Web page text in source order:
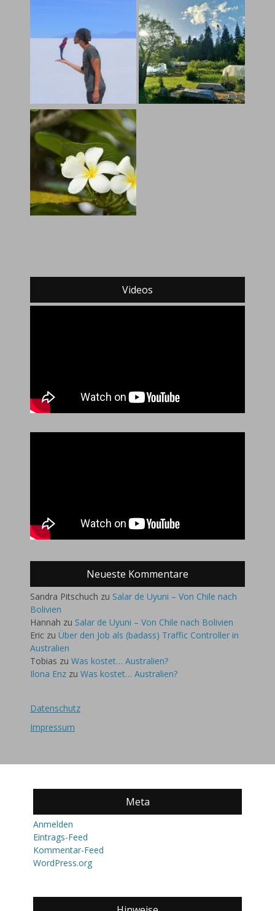
Videos
Neueste Kommentare
Sandra Pitschuch zu Salar de Uyuni – Von Chile nach
Bolivien
Hannah zu Salar de Uyuni – Von Chile nach Bolivien
Eric zu Über den Job als (badass) Traffic Controller in
Australien
Tobias zu Was kostet… Australien?
Ilona Enz zu Was kostet… Australien?
Datenschutz
Impressum
Meta
Anmelden
Eintrags-Feed
Kommentar-Feed
WordPress.org